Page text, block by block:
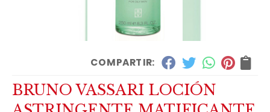
COMPARTIR:
BRUNO VASSARI LOCIÓN